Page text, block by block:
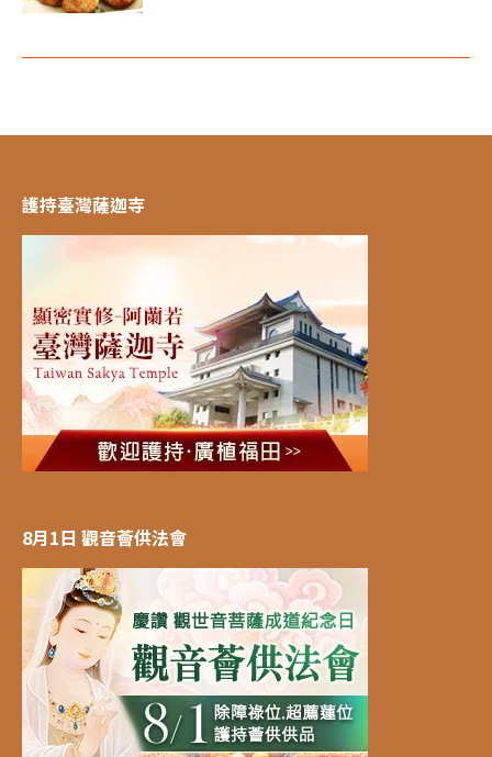
護持臺灣薩迦寺
8月1日 觀音薈供法會